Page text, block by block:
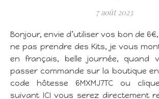
7 août 2023
Bonjour, envie d’utiliser vos bon de 6€, alors pourquoi
ne pas prendre des Kits, je vous
en français, belle journée, quand
passer commande sur la boutique
code hôtesse 6MXMJ7TC ou
suivant ICI vous serez directement